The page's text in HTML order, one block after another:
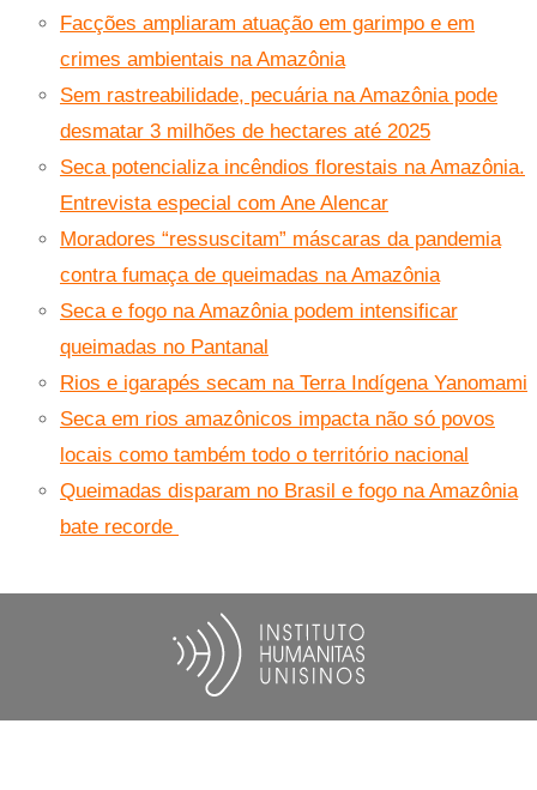
Facções ampliaram atuação em garimpo e em
crimes ambientais na Amazônia
Sem rastreabilidade, pecuária na Amazônia pode
desmatar 3 milhões de hectares até 2025
Seca potencializa incêndios florestais na Amazônia.
Entrevista especial com Ane Alencar
Moradores “ressuscitam” máscaras da pandemia
contra fumaça de queimadas na Amazônia
Seca e fogo na Amazônia podem intensificar
queimadas no Pantanal
Rios e igarapés secam na Terra Indígena Yanomami
Seca em rios amazônicos impacta não só povos
locais como também todo o território nacional
Queimadas disparam no Brasil e fogo na Amazônia
bate recorde